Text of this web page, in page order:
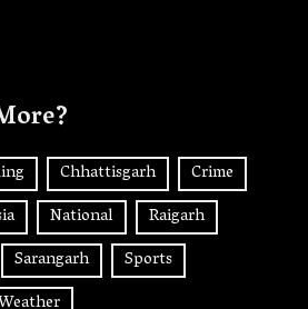
Chhattisgarh
Crime
National
Raigarh
Sarangarh
Sports